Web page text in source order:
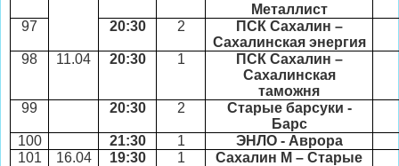
Металлист
97
20:30 2
ПСК Сахалин –
Сахалинская энергия
98
11.04 20:30 1
ПСК Сахалин –
Сахалинская
таможня
99 20:30 2
Старые барсуки -
Барс
100
21:30 1 ЭНЛО - Аврора
101
16.04 19:30 1
Сахалин М – Старые